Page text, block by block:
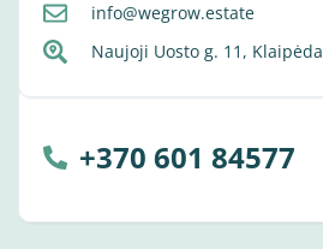
info@wegrow.estate
Naujoji Uosto g. 11, Klaipėda
+370 601 84577